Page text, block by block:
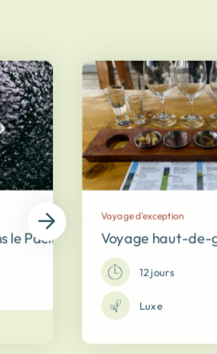
le Pacifique sud du Costa Rica
Voyage d'exception
Voyage haut-de-
12 jours
Luxe